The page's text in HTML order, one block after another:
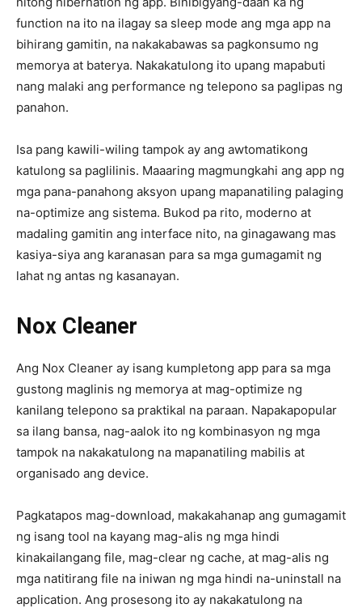
function na ito na ilagay sa sleep mode ang mga app na
bihirang gamitin, na nakakabawas sa pagkonsumo ng
memorya at baterya. Nakakatulong ito upang mapabuti
nang malaki ang performance ng telepono sa paglipas ng
panahon.
Isa pang kawili-wiling tampok ay ang awtomatikong
katulong sa paglilinis. Maaaring magmungkahi ang app ng
mga pana-panahong aksyon upang mapanatiling palaging
na-optimize ang sistema. Bukod pa rito, moderno at
madaling gamitin ang interface nito, na ginagawang mas
kasiya-siya ang karanasan para sa mga gumagamit ng
lahat ng antas ng kasanayan.
Nox Cleaner
Ang Nox Cleaner ay isang kumpletong app para sa mga
gustong maglinis ng memorya at mag-optimize ng
kanilang telepono sa praktikal na paraan. Napakapopular
sa ilang bansa, nag-aalok ito ng kombinasyon ng mga
tampok na nakakatulong na mapanatiling mabilis at
organisado ang device.
Pagkatapos mag-download, makakahanap ang gumagamit
ng isang tool na kayang mag-alis ng mga hindi
kinakailangang file, mag-clear ng cache, at mag-alis ng
mga natitirang file na iniwan ng mga hindi na-uninstall na
application. Ang prosesong ito ay nakakatulong na